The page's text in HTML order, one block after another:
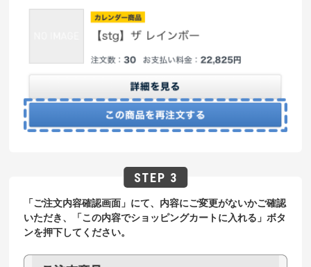
「ご注文内容確認画面」にて、内容にご変更がないかご確認
いただき、「この内容でショッピングカートに入れる」ボタ
ンを押下してください。